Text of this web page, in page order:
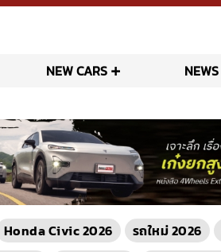
NEW CARS NEWS
Honda Civic 2026 รถใหม่ 2026